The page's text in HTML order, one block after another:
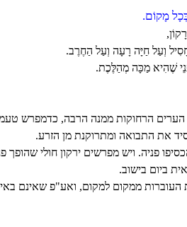
מָקוֹם.
וְעַל חַיָּה רָעָה וְעַל הַחֶרֶב.
שֶׁהִיא מַכָּה מְהַלֶּכֶת.
הערים הרחוקות ממנה הרבה, כדמפרש
את התבואה ומתרוקנת מן הזרע.
פניה. ויש מפרשים ירקון חולי
ביום בישוב.
העוברות ממקום למקום, ואע"פ שאינם